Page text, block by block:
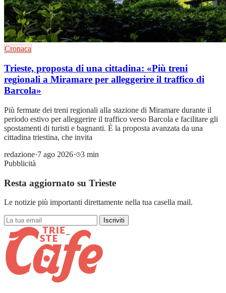
Cronaca
Trieste, proposta di una cittadina: «Più treni
regionali a Miramare per alleggerire il traffico di
Barcola»
Più fermate dei treni regionali alla stazione di Miramare durante il
periodo estivo per alleggerire il traffico verso Barcola e facilitare gli
spostamenti di turisti e bagnanti. È la proposta avanzata da una
cittadina triestina, che invita
redazione·7 ago 2026·
3 min
Pubblicità
Resta aggiornato su Trieste
Le notizie più importanti direttamente nella tua casella mail.
Iscriviti